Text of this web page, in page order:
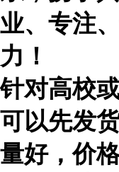
业、专注
力！
针对高校
可以先发
量好，价